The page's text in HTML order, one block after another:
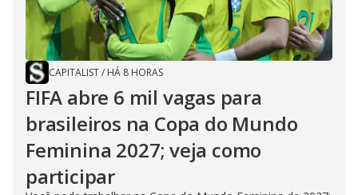
CAPITALIST/ HÁ 8 HORAS
FIFA abre 6 mil vagas para
brasileiros na Copa do Mundo
Feminina 2027; veja como
participar